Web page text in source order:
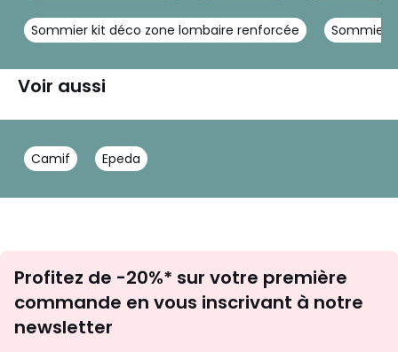
Sommier kit déco zone lombaire renforcée Sommier
Voir aussi
Camif Epeda
newsletter
Profitez de -20%* sur votre première
commande en vous inscrivant à notre
newsletter